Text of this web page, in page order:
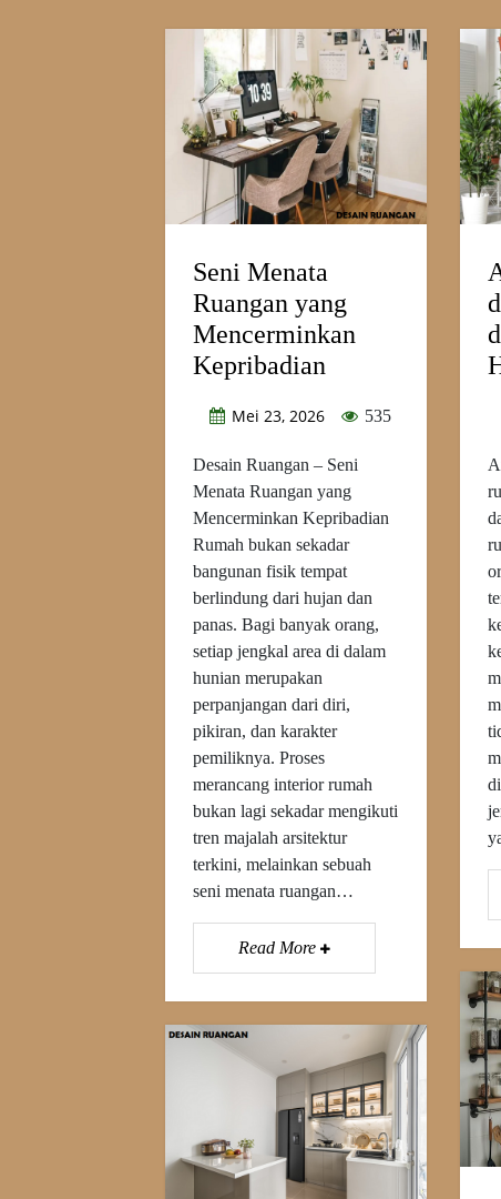
Seni Menata
Ruangan yang
Mencerminkan
Kepribadian
Mei 23, 2026 535
Desain Ruangan – Seni
Menata Ruangan yang
Mencerminkan Kepribadian
Rumah bukan sekadar
bangunan fisik tempat
berlindung dari hujan dan
panas. Bagi banyak orang,
setiap jengkal area di dalam
hunian merupakan
perpanjangan dari diri,
pikiran, dan karakter
pemiliknya. Proses
merancang interior rumah
bukan lagi sekadar mengikuti
tren majalah arsitektur
terkini, melainkan sebuah
seni menata ruangan…
Read More